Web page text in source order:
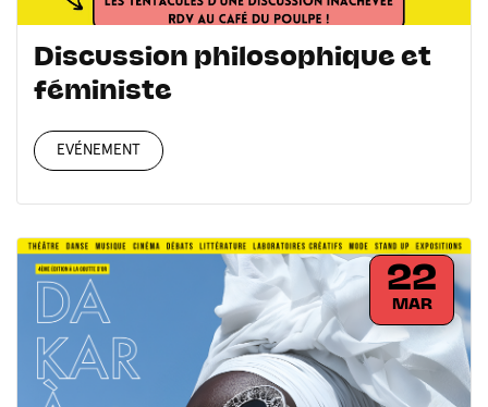
Discussion philosophique et
féministe
EVÉNEMENT
22
MAR